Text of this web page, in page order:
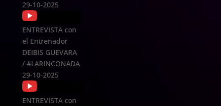
29-10-2025
ENTREVISTA con
el Entrenador
DEIBIS GUEVARA
/ #LARINCONADA
29-10-2025
ENTREVISTA con